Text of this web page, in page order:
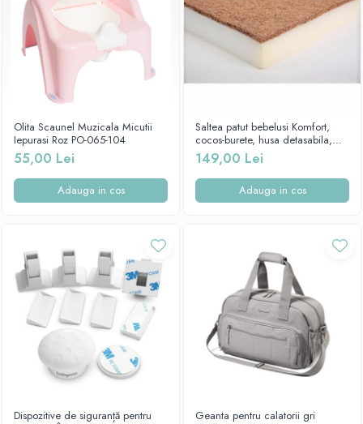
Olita Scaunel Muzicala Micutii
Iepurasi Roz PO-065-104
55,00 Lei
Adauga in cos
Saltea patut bebelusi Komfort,
cocos-burete, husa detasabila,
ortopedica, aerisita, 84x50x7 cm,
Beberoyal SA053
149,00 Lei
Adauga in cos
Dispozitive de siguranță pentru
Geanta pentru calatorii gri